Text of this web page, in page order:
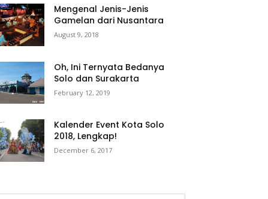
Mengenal Jenis-Jenis
Gamelan dari Nusantara
August 9, 2018
Oh, Ini Ternyata Bedanya
Solo dan Surakarta
February 12, 2019
Kalender Event Kota Solo
2018, Lengkap!
December 6, 2017